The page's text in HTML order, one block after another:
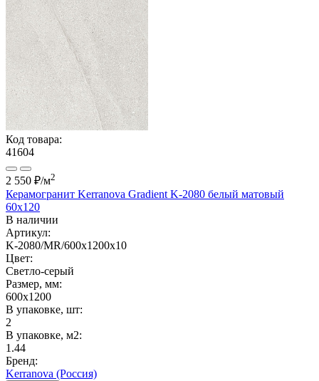
Код товара:
41604
2 550 ₽/м2
Керамогранит Kerranova Gradient K-2080 белый матовый
60x120
В наличии
Артикул:
K-2080/MR/600x1200x10
Цвет:
Светло-серый
Размер, мм:
600x1200
В упаковке, шт:
2
В упаковке, м2:
1.44
Бренд:
Kerranova (Россия)